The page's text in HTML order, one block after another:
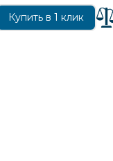
Купить в 1 клик